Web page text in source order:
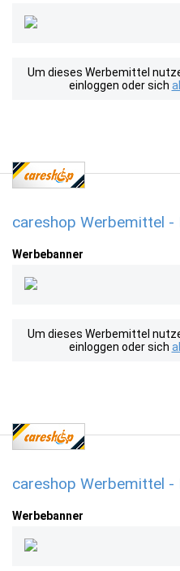
Um dieses Werbemittel
einloggen oder sich
careshop Werbemittel -
Werbebanner
Um dieses Werbemittel
einloggen oder sich
careshop Werbemittel -
Werbebanner